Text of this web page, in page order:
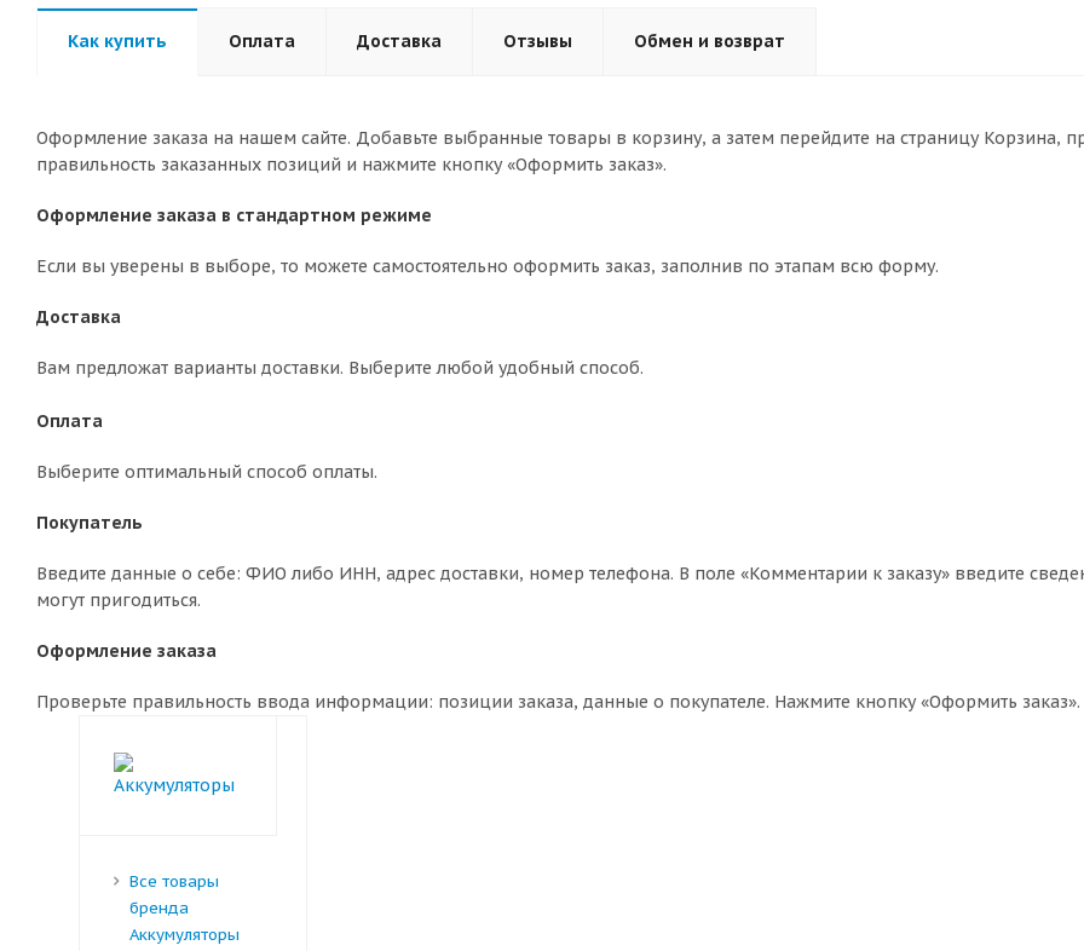
Как купить Оплата Доставка Отзывы Обмен и возврат
Оформление заказа на нашем сайте. Добавьте выбранные товары в корзину, а затем перейдите на страницу Корзина,
правильность заказанных позиций и нажмите кнопку «Оформить заказ».
Оформление заказа в стандартном режиме
Если вы уверены в выборе, то можете самостоятельно оформить заказ, заполнив по этапам всю форму.
Доставка
Вам предложат варианты доставки. Выберите любой удобный способ.
Оплата
Выберите оптимальный способ оплаты.
Покупатель
Введите данные о себе: ФИО либо ИНН, адрес доставки, номер телефона. В поле «Комментарии к заказу» введите
могут пригодиться.
Оформление заказа
Проверьте правильность ввода информации: позиции заказа, данные о покупателе. Нажмите кнопку «Оформить заказ».
Все товары
бренда
Аккумуляторы